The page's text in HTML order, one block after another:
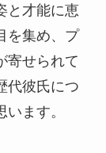
と才能に恵
を集め、プ
寄せられて
代彼氏につ
ます。